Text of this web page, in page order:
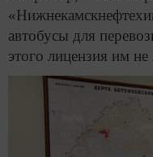
автобусы для
этого лицензия им